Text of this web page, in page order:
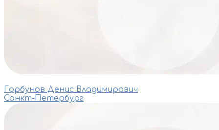
Горбунов Денис Владимирович
Санкт-Петербург